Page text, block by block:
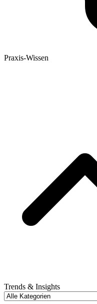
Praxis-Wissen
Trends & Insights